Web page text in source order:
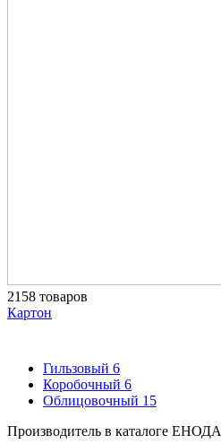
2158 товаров
Картон
Гильзовый 6
Коробочный 6
Облицовочный 15
Производитель в каталоге ЕНОДА